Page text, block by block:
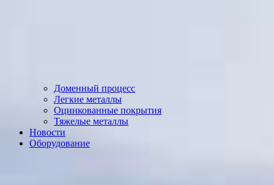
Доменный процесс
Легкие металлы
Оцинкованные покрытия
Тяжелые металлы
Новости
Оборудование